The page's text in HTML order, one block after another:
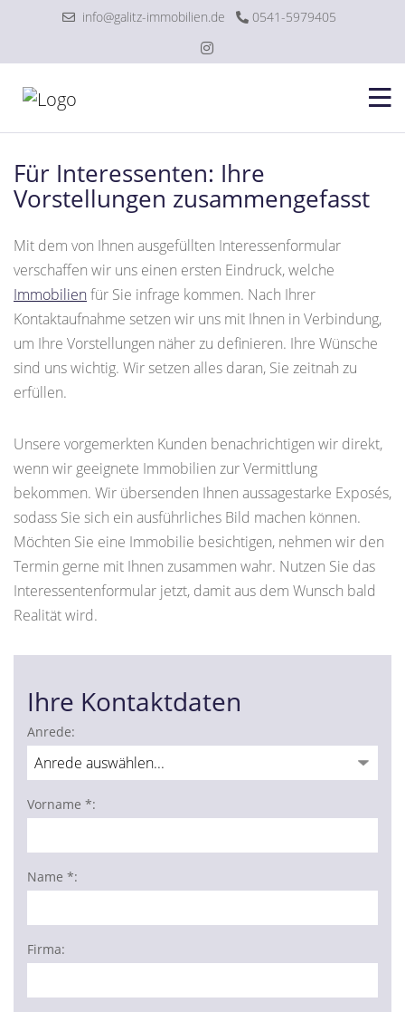
info@galitz-immobilien.de 0541-5979405
Für Interessenten: Ihre
Vorstellungen zusammengefasst
Mit dem von Ihnen ausgefüllten Interessenformular
verschaffen wir uns einen ersten Eindruck, welche
Immobilienfür Sie infrage kommen. Nach Ihrer
Kontaktaufnahme setzen wir uns mit Ihnen in Verbindung,
um Ihre Vorstellungen näher zu definieren. Ihre Wünsche
sind uns wichtig. Wir setzen alles daran, Sie zeitnah zu
erfüllen.
Unsere vorgemerkten Kunden benachrichtigen wir direkt,
wenn wir geeignete Immobilien zur Vermittlung
bekommen. Wir übersenden Ihnen aussagestarke Exposés,
sodass Sie sich ein ausführliches Bild machen können.
Möchten Sie eine Immobilie besichtigen, nehmen wir den
Termin gerne mit Ihnen zusammen wahr. Nutzen Sie das
Interessentenformular jetzt, damit aus dem Wunsch bald
Realität wird.
Ihre Kontaktdaten
Anrede:
Vorname *:
Name *:
Firma: